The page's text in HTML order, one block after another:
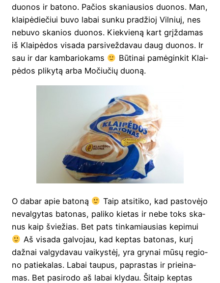
duo­nos ir bato­no. Pačios ska­niau­sios duo­nos. Man,
klai­pė­die­čiui buvo labai sun­ku pra­džioj Vil­niuj, nes
nebu­vo ska­nios duo­nos. Kiek­vie­ną kart grįž­da­mas
iš Klai­pė­dos visa­da par­si­vež­da­vau daug duo­nos. Ir
sau ir dar kam­ba­rio­kams
Būti­nai pamė­gin­kit Klai­
pė­dos pli­ky­tą arba Močiu­čių duoną.
O dabar apie bato­ną
Taip atsi­ti­ko, kad pasto­vė­jo
neval­gy­tas bato­nas, pali­ko kie­tas ir nebe toks ska­
nus kaip švie­žias. Bet pats tin­ka­miau­sias kepi­mui
Aš visa­da gal­vo­jau, kad kep­tas bato­nas, kurį
daž­nai val­gy­da­vau vai­kys­tėj, yra gry­nai mūsų regio­
no patie­ka­las. Labai tau­pus, papras­tas ir pri­ei­na­
mas. Bet pasi­ro­do aš labai kly­dau. Šitaip kep­tas